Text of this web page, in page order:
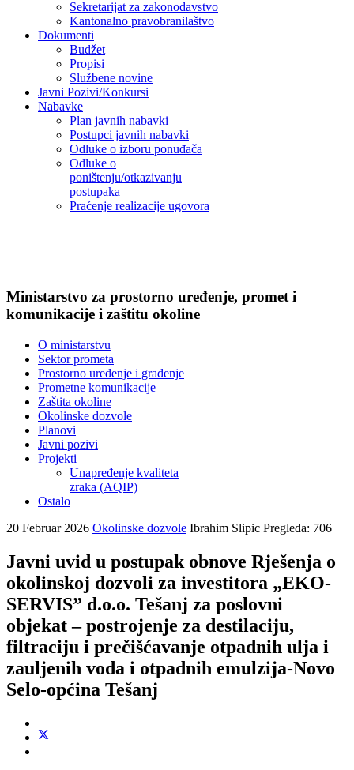
Sekretarijat za zakonodavstvo
Kantonalno pravobranilaštvo
Dokumenti
Budžet
Propisi
Službene novine
Javni Pozivi/Konkursi
Nabavke
Plan javnih nabavki
Postupci javnih nabavki
Odluke o izboru ponuđača
Odluke o
poništenju/otkazivanju
postupaka
Praćenje realizacije ugovora
Ministarstvo za prostorno uređenje, promet i
komunikacije i zaštitu okoline
O ministarstvu
Sektor prometa
Prostorno uređenje i građenje
Prometne komunikacije
Zaštita okoline
Okolinske dozvole
Planovi
Javni pozivi
Projekti
Unapređenje kvaliteta
zraka (AQIP)
Ostalo
20 Februar 2026 Okolinske dozvole Ibrahim Slipic Pregleda: 706
Javni uvid u postupak obnove Rješenja o
okolinskoj dozvoli za investitora „EKO-
SERVIS” d.o.o. Tešanj za poslovni
objekat – postrojenje za destilaciju,
filtraciju i prečišćavanje otpadnih ulja i
zauljenih voda i otpadnih emulzija-Novo
Selo-općina Tešanj